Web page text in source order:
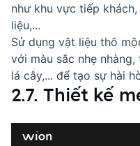
như khu vực tiếp
liệu,...
Sử dụng vật liệu thô
với màu sắc nhẹ
lá cây,... để tạo sự hài
2.7. Thiết kế